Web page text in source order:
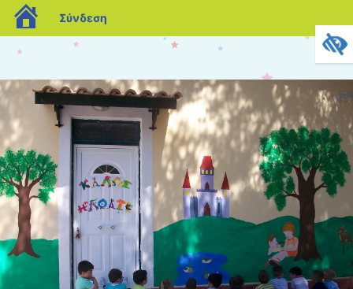
blogs.sch.gr
Σύνδεση